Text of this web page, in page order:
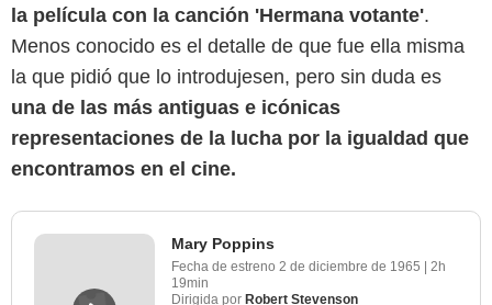
la película con la canción 'Hermana votante'.
Menos conocido es el detalle de que fue ella misma
la que pidió que lo introdujesen, pero sin duda es
una de las más antiguas e icónicas
representaciones de la lucha por la igualdad que
encontramos en el cine.
Mary Poppins
Fecha de estreno 2 de diciembre de 1965 | 2h
19min
Dirigida por Robert Stevenson